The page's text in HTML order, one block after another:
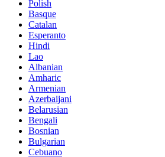
Polish
Basque
Catalan
Esperanto
Hindi
Lao
Albanian
Amharic
Armenian
Azerbaijani
Belarusian
Bengali
Bosnian
Bulgarian
Cebuano